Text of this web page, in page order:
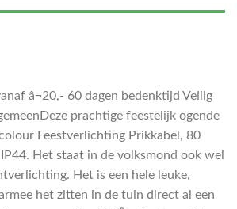
â¬20,- 60 dagen bedenktijd Veilig
prachtige feestelijk ogende
Feestverlichting Prikkabel, 80
Het staat in de volksmond ook wel
Het is een hele leuke,
het zitten in de tuin direct al een